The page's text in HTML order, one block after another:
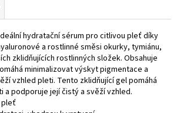
hydratační sérum pro citlivou pleť díky
a rostlinné směsi okurky, tymiánu,
zklidňujících rostlinných složek. Obsahuje
minimalizovat výskyt pigmentace a
vzhled pleti. Tento zklidňující gel pomáhá
a podporuje její čistý a svěží vzhled.
pleť